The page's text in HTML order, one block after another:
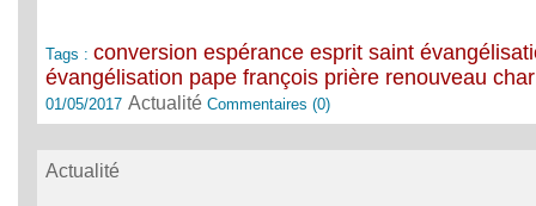
Tags :conversion espérance esprit saint
évangélisation pape françois prière renouveau
01/05/2017 ActualitéCommentaires (0)
Actualité